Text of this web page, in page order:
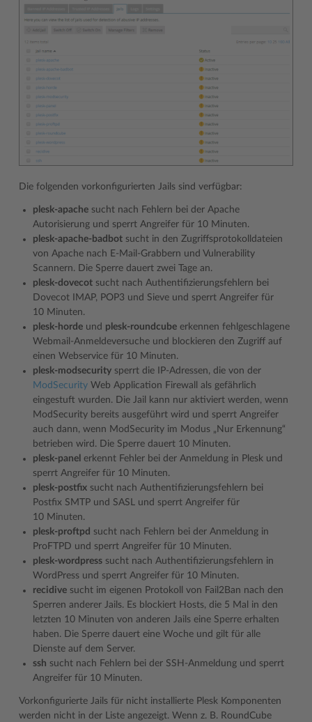
Die folgenden vorkonfigurierten Jails sind verfügbar:
plesk-apache sucht nach Fehlern bei der Apache
Autorisierung und sperrt Angreifer für 10 Minuten.
plesk-apache-badbot sucht in den Zugriffsprotokolldateien
von Apache nach E-Mail-Grabbern und Vulnerability
Scannern. Die Sperre dauert zwei Tage an.
plesk-dovecot sucht nach Authentifizierungsfehlern bei
Dovecot IMAP, POP3 und Sieve und sperrt Angreifer für
10 Minuten.
plesk-horde und plesk-roundcube erkennen fehlgeschlagene
Webmail-Anmeldeversuche und blockieren den Zugriff auf
einen Webservice für 10 Minuten.
plesk-modsecurity sperrt die IP-Adressen, die von der
ModSecurity Web Application Firewall als gefährlich
eingestuft wurden. Die Jail kann nur aktiviert werden, wenn
ModSecurity bereits ausgeführt wird und sperrt Angreifer
auch dann, wenn ModSecurity im Modus „Nur Erkennung“
betrieben wird. Die Sperre dauert 10 Minuten.
plesk-panel erkennt Fehler bei der Anmeldung in Plesk und
sperrt Angreifer für 10 Minuten.
plesk-postfix sucht nach Authentifizierungsfehlern bei
Postfix SMTP und SASL und sperrt Angreifer für
10 Minuten.
plesk-proftpd sucht nach Fehlern bei der Anmeldung in
ProFTPD und sperrt Angreifer für 10 Minuten.
plesk-wordpress sucht nach Authentifizierungsfehlern in
WordPress und sperrt Angreifer für 10 Minuten.
recidive sucht im eigenen Protokoll von Fail2Ban nach den
Sperren anderer Jails. Es blockiert Hosts, die 5 Mal in den
letzten 10 Minuten von anderen Jails eine Sperre erhalten
haben. Die Sperre dauert eine Woche und gilt für alle
Dienste auf dem Server.
ssh sucht nach Fehlern bei der SSH-Anmeldung und sperrt
Angreifer für 10 Minuten.
Vorkonfigurierte Jails für nicht installierte Plesk Komponenten
werden nicht in der Liste angezeigt. Wenn z. B. RoundCube